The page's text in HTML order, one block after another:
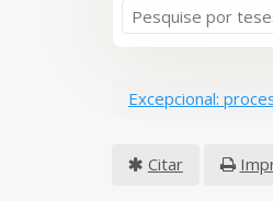
Excepcional:
Citar